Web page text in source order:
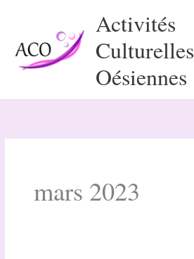
contenu
Activités
Culturelles
Oésiennes
mars 2023